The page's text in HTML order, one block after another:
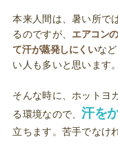
本来人間は、暑い所で
るのですが、 エアコン
て汗が蒸発しにくいな
い人も多いと思います。
そんな時に、ホットヨ
る環境なので、汗を
立ちます。苦手でなけ